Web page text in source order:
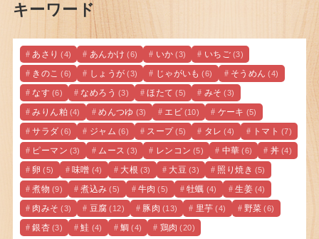
キーワード
あさり (4) あんかけ (6) いか (3) いちご (3)
きのこ (6) しょうが (3) じゃがいも (6) そうめん (4)
なす (6) なめろう (3) ほたて (5) みそ (3)
みりん粕 (4) めんつゆ (3) エビ (10) ケーキ (5)
サラダ (6) ジャム (6) スープ (5) タレ (4) トマト (7)
ピーマン (3) ムース (3) レンコン (5) 中華 (6) 丼 (4)
卵 (5) 味噌 (4) 大根 (3) 大豆 (3) 照り焼き (5)
煮物 (9) 煮込み (5) 牛肉 (5) 牡蠣 (4) 生姜 (4)
肉みそ (3) 豆腐 (12) 豚肉 (13) 里芋 (4) 野菜 (6)
銀杏 (3) 鮭 (4) 鯛 (4) 鶏肉 (20)